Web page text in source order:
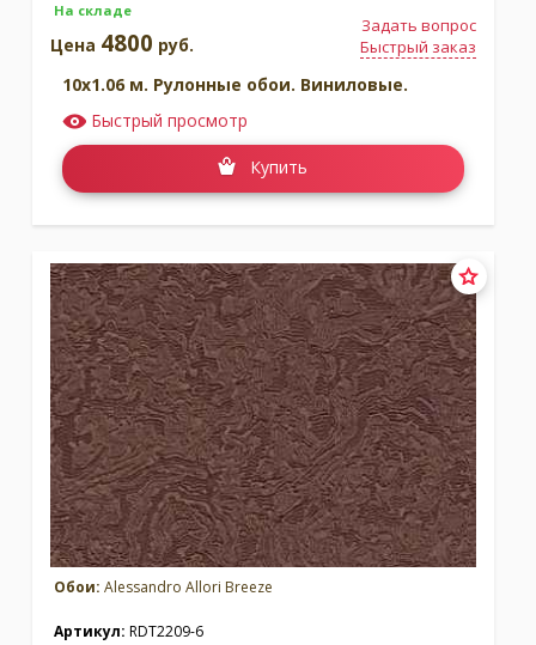
На складе
Задать вопрос
Быстрый заказ
Цена 4800 руб.
10x1.06 м. Рулонные обои. Виниловые.
Быстрый просмотр
Купить
Обои: Alessandro Allori Breeze
Артикул: RDT2209-6